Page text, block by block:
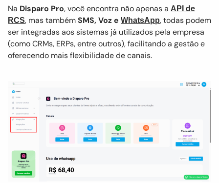
Na Disparo Pro, você encontra não apenas a API de
RCS, mas tambémSMS, Voz e WhatsApp, todas podem
ser integradas aos sistemas já utilizados pela empresa
(como CRMs, ERPs, entre outros), facilitando a gestão e
oferecendo mais flexibilidade de canais.